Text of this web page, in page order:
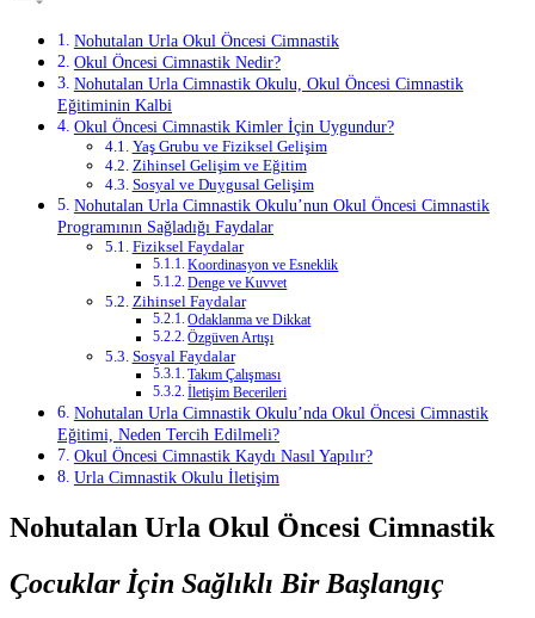
Nohutalan Urla Okul Öncesi Cimnastik
Okul Öncesi Cimnastik Nedir?
Nohutalan Urla Cimnastik Okulu, Okul Öncesi Cimnastik
Eğitiminin Kalbi
Okul Öncesi Cimnastik Kimler İçin Uygundur?
Yaş Grubu ve Fiziksel Gelişim
Zihinsel Gelişim ve Eğitim
Sosyal ve Duygusal Gelişim
Nohutalan Urla Cimnastik Okulu’nun Okul Öncesi Cimnastik
Programının Sağladığı Faydalar
Fiziksel Faydalar
Koordinasyon ve Esneklik
Denge ve Kuvvet
Zihinsel Faydalar
Odaklanma ve Dikkat
Özgüven Artışı
Sosyal Faydalar
Takım Çalışması
İletişim Becerileri
Nohutalan Urla Cimnastik Okulu’nda Okul Öncesi Cimnastik
Eğitimi, Neden Tercih Edilmeli?
Okul Öncesi Cimnastik Kaydı Nasıl Yapılır?
Urla Cimnastik Okulu İletişim
Nohutalan Urla Okul Öncesi Cimnastik
Çocuklar İçin Sağlıklı Bir Başlangıç